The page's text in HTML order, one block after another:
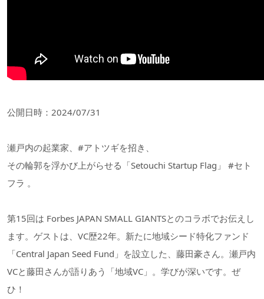
公開日時：2024/07/31
瀬戸内の起業家、#アトツギを招き、
その輪郭を浮かび上がらせる「Setouchi Startup Flag」 #セト
フラ 。
第15回は Forbes JAPAN SMALL GIANTSとのコラボでお伝えし
ます。ゲストは、VC歴22年。新たに地域シード特化ファンド
「Central Japan Seed Fund」を設立した、藤田豪さん。瀬戸内
VCと藤田さんが語りあう「地域VC」。学びが深いです。ぜ
ひ！